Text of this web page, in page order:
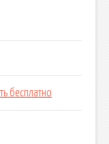
бесплатно